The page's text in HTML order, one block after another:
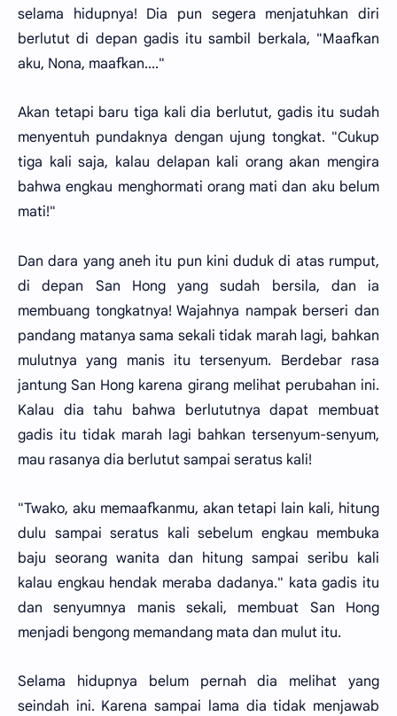
selama hidupnya! Dia pun segera menjatuhkan diri
berlutut di depan gadis itu sambil berkala, "Maafkan
aku, Nona, maafkan...."
Akan tetapi baru tiga kali dia berlutut, gadis itu sudah
menyentuh pundaknya dengan ujung tongkat. "Cukup
tiga kali saja, kalau delapan kali orang akan mengira
bahwa engkau menghormati orang mati dan aku belum
mati!"
Dan dara yang aneh itu pun kini duduk di atas rumput,
di depan San Hong yang sudah bersila, dan ia
membuang tongkatnya! Wajahnya nampak berseri dan
pandang matanya sama sekali tidak marah lagi, bahkan
mulutnya yang manis itu tersenyum. Berdebar rasa
jantung San Hong karena girang melihat perubahan ini.
Kalau dia tahu bahwa berlututnya dapat membuat
gadis itu tidak marah lagi bahkan tersenyum-senyum,
mau rasanya dia berlutut sampai seratus kali!
"Twako, aku memaafkanmu, akan tetapi lain kali, hitung
dulu sampai seratus kali sebelum engkau membuka
baju seorang wanita dan hitung sampai seribu kali
kalau engkau hendak meraba dadanya." kata gadis itu
dan senyumnya manis sekali, membuat San Hong
menjadi bengong memandang mata dan mulut itu.
Selama hidupnya belum pernah dia melihat yang
seindah ini. Karena sampai lama dia tidak menjawab